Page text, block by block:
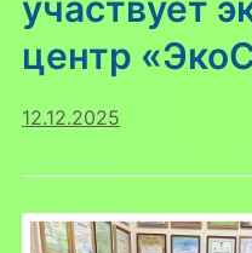
участвует
центр
12.12.2025